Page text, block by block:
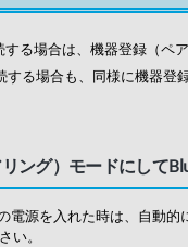
る場合は、機器登録（ペア
る場合も、同様に機器登
ング）モードにして
電源を入れた時は、自動的
い。